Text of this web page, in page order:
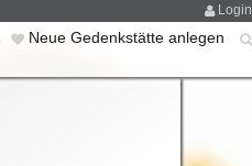
Login
Neue Gedenkstätte anlegen